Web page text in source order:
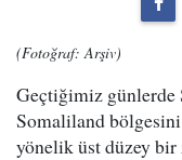
(Fotoğraf: Arşiv)
Geçtiğimiz günlerde
Somaliland bölgesini
yönelik üst düzey